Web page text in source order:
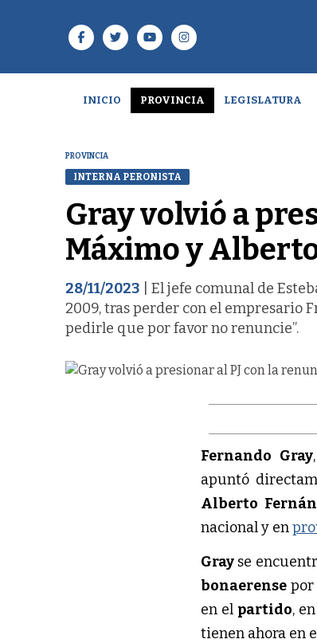
INICIO PROVINCIA LEGISLATURA
PROVINCIA
INTERNA PERONISTA
Gray volvió a
Máximo y
28/11/2023 | El jefe comunal de
2009, tras perder con el empresario
pedirle que por favor no renuncie”.
Fernando Gray
apuntó
Alberto
nacional y en
Gray se
bonaerense por
en el partido,
tienen ahora en